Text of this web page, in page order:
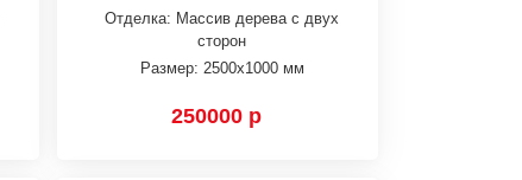
Отделка: Массив дерева с двух
сторон
Размер: 2500х1000 мм
250000 р